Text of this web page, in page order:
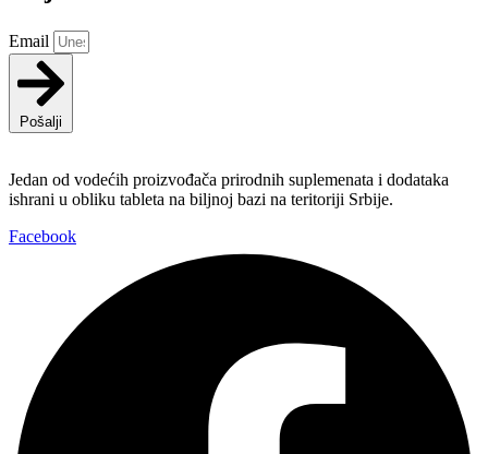
Email
Pošalji
Jedan od vodećih proizvođača prirodnih suplemenata i dodataka
ishrani u obliku tableta na biljnoj bazi na teritoriji Srbije.
Facebook